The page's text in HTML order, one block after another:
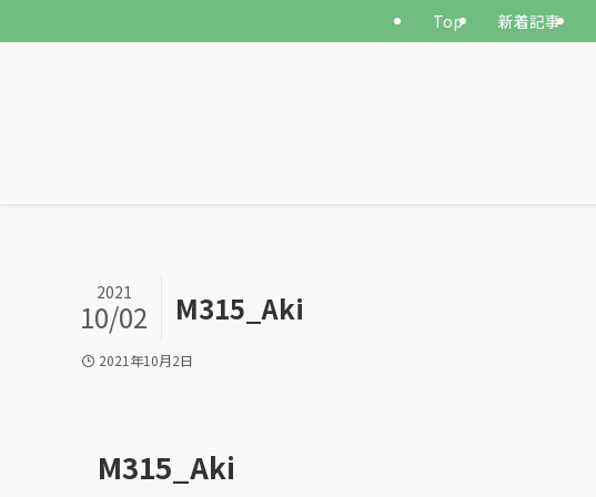
Top 新着記事
M315_Aki
2021
10/02
2021年10月2日
M315_Aki